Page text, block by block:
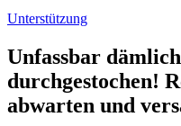
Unterstützung
Unfassbar
durchgestochen!
abwarten und